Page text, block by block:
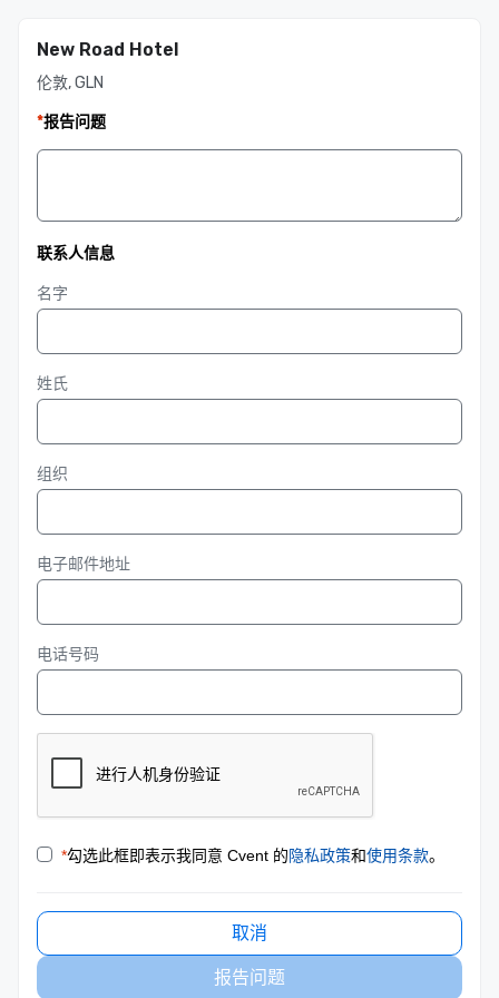
New Road Hotel
伦敦, GLN
*报告问题
联系人信息
名字
姓氏
组织
电子邮件地址
电话号码
*勾选此框即表示我同意 Cvent 的隐私政策和使用条款。
取消
报告问题